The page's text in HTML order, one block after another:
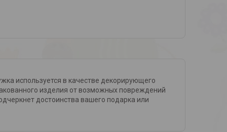
используется в качестве декорирующего
изделия от возможных повреждений
достоинства вашего подарка или